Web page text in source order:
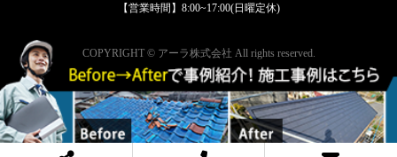
【営業時間】8:00~17:00(日曜定休)
COPYRIGHT © アーラ株式会社 All rights reserved.